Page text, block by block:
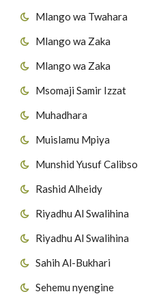
Mlango wa Twahara
Mlango wa Zaka
Mlango wa Zaka
Msomaji Samir Izzat
Muhadhara
Muislamu Mpiya
Munshid Yusuf Calibso
Rashid Alheidy
Riyadhu Al Swalihina
Riyadhu Al Swalihina
Sahih Al-Bukhari
Sehemu nyengine